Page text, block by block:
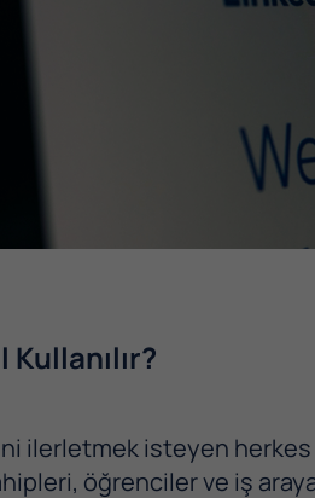
Kullanılır?
ilerletmek isteyen
öğrenciler ve iş